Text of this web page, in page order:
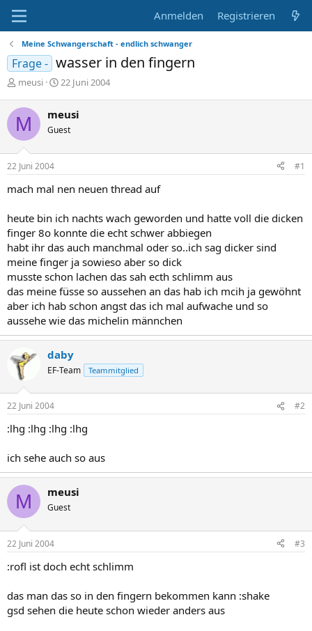
Anmelden Registrieren
Meine Schwangerschaft - endlich schwanger
Frage - wasser in den fingern
E
s
t
e
l
l
e
meusi
E
t
e
l
m
22 Juni 2004
M meusi
Guest
22 Juni 2004 #1
mach mal nen neuen thread auf
heute bin ich nachts wach geworden und hatte voll die dicken
finger 8o konnte die echt schwer abbiegen
habt ihr das auch manchmal oder so..ich sag dicker sind
meine finger ja sowieso aber so dick
musste schon lachen das sah ecth schlimm aus
das meine füsse so aussehen an das hab ich mcih ja gewöhnt
aber ich hab schon angst das ich mal aufwache und so
aussehe wie das michelin männchen
daby
EF-Team Teammitglied
22 Juni 2004 #2
:lhg :lhg :lhg :lhg
ich sehe auch so aus
M meusi
Guest
22 Juni 2004 #3
:rofl ist doch echt schlimm
das man das so in den fingern bekommen kann :shake
gsd sehen die heute schon wieder anders aus